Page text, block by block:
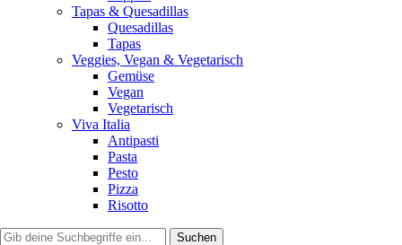
Tapas & Quesadillas
Quesadillas
Tapas
Veggies, Vegan & Vegetarisch
Gemüse
Vegan
Vegetarisch
Viva Italia
Antipasti
Pasta
Pesto
Pizza
Risotto